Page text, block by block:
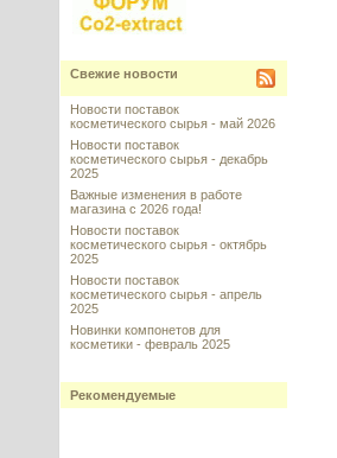
Свежие новости
Новости поставок
косметического сырья - май 2026
Новости поставок
косметического сырья - декабрь
2025
Важные изменения в работе
магазина с 2026 года!
Новости поставок
косметического сырья - октябрь
2025
Новости поставок
косметического сырья - апрель
2025
Новинки компонетов для
косметики - февраль 2025
Рекомендуемые